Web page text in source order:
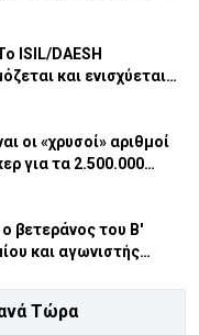
τη διαφορά
ISIL/DAESH
και ενισχύεται
- Πώς απειλεί
οι «χρυσοί» αριθμοί
για τα 2.500.000
βετεράνος του Β'
και αγωνιστής
Μ. Κασάπης
σε ισχυρισμό
Τώρα